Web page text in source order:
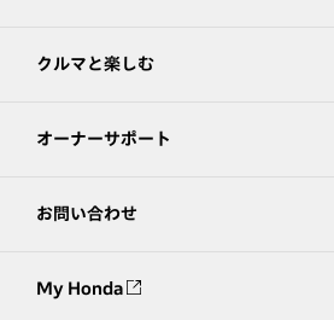
クルマと楽しむ
オーナーサポート
お問い合わせ
My Honda